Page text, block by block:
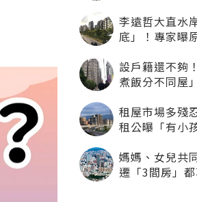
李遠哲大直水
底」！專家曝
設戶籍還不夠
煮飯分不同屋
租屋市場多殘
租公曝「有小
媽媽、女兒共
遷「3間房」